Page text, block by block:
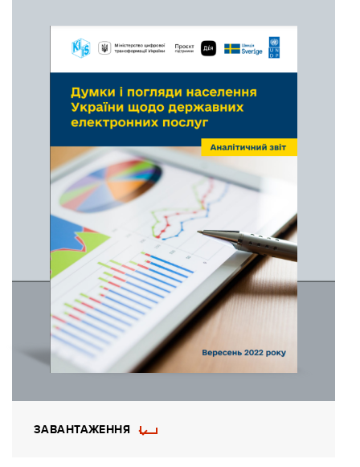
ЗАВАНТАЖЕННЯ